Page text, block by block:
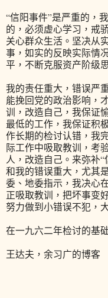
“信阳事件”是严重的，
的，必须虚心学习，戒
关心群众生活。坚决从
事，如实的反映实际情
平，不断克服资产阶级
我的责任重大，错误严
能挽回党的政治影响，
训，改造自己，我保证
最低的工作，我保证积
作长期的检讨认错，我
际工作中吸取教训，考
人，改造自己。来弥补
和我的错误重大，尤其
委、地委指示，我决心
正吸取教训，把坏事变
努力做到小错误不犯，
在一九六二年检讨的基
王达夫，余习广的博客